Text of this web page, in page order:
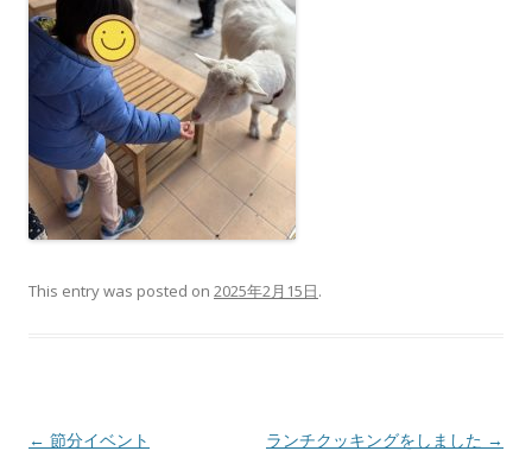
This entry was posted on 2025年2月15日.
投
← 節分イベント ランチクッキングをしました →